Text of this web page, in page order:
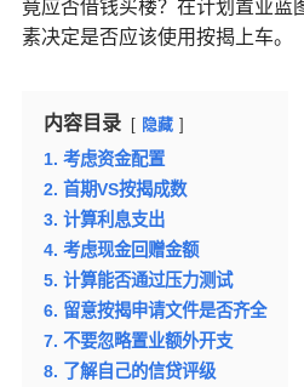
竟应否借钱买楼？在计划置业蓝
素决定是否应该使用按揭上车。
内容目录 隐藏
1. 考虑资金配置
2. 首期VS按揭成数
3. 计算利息支出
4. 考虑现金回赠金额
5. 计算能否通过压力测试
6. 留意按揭申请文件是否齐全
7. 不要忽略置业额外开支
8. 了解自己的信贷评级